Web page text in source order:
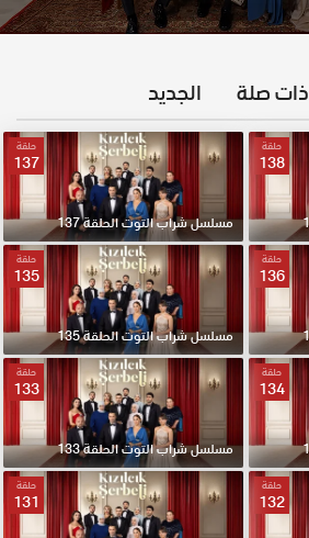
ذات صلة الجديد
حلقة
138
حلقة
137
مسلسل شراب التوت الحلقة 137
حلقة
136
حلقة
135
مسلسل شراب التوت الحلقة 135
حلقة
134
حلقة
133
مسلسل شراب التوت الحلقة 133
حلقة
132
حلقة
131